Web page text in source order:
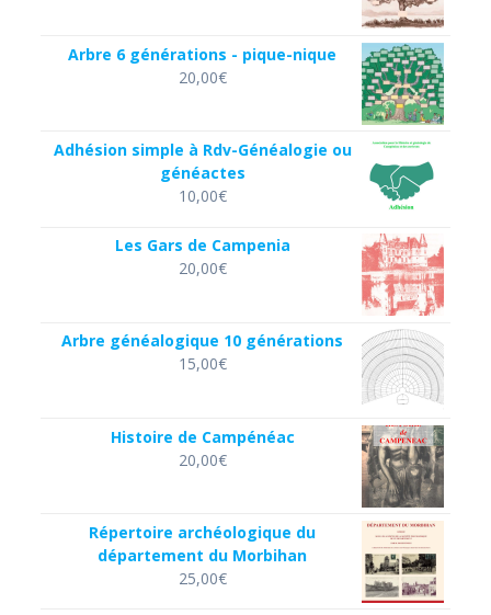
Arbre 6 générations - pique-nique
20,00€
Adhésion simple à Rdv-Généalogie ou
généactes
10,00€
Les Gars de Campenia
20,00€
Arbre généalogique 10 générations
15,00€
Histoire de Campénéac
20,00€
Répertoire archéologique du
département du Morbihan
25,00€